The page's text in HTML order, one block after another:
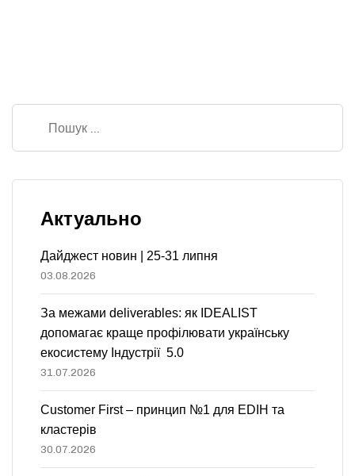
Актуально
Дайджест новин | 25-31 липня
03.08.2026
За межами deliverables: як IDEALIST
допомагає краще профілювати українську
екосистему Індустрії 5.0
31.07.2026
Customer First – принцип №1 для EDIH та
кластерів
30.07.2026